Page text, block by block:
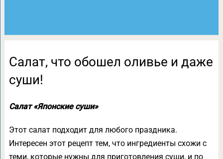
Салат, что обошел оливье и даже
суши!
Салат «Японские суши»
Этот салат подходит для любого праздника.
Интересен этот рецепт тем, что ингредиенты схожи с
теми, которые нужны для приготовления суши, и по